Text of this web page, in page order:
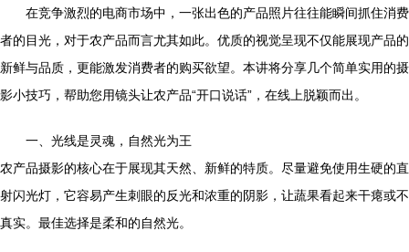
在竞争激烈的电商市场中，一张出色的产品照片往往能瞬间抓住消费
者的目光，对于农产品而言尤其如此。优质的视觉呈现不仅能展现产品的
新鲜与品质，更能激发消费者的购买欲望。本讲将分享几个简单实用的摄
影小技巧，帮助您用镜头让农产品“开口说话”，在线上脱颖而出。
一、光线是灵魂，自然光为王
农产品摄影的核心在于展现其天然、新鲜的特质。尽量避免使用生硬的直
射闪光灯，它容易产生刺眼的反光和浓重的阴影，让蔬果看起来干瘪或不
真实。最佳选择是柔和的自然光。